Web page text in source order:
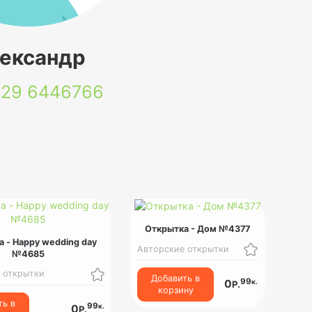
6446766
- Happy wedding day
№4685
в
0Р.99к.
Открытка - Дом №4377
Авторские открытки
Добавить в
корзину
0Р.99к.